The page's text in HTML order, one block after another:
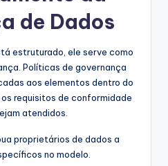
de Dados
estruturado, ele serve como
Políticas de governança
aos elementos dentro do
requisitos de conformidade
atendidos.
proprietários de dados a
no modelo.